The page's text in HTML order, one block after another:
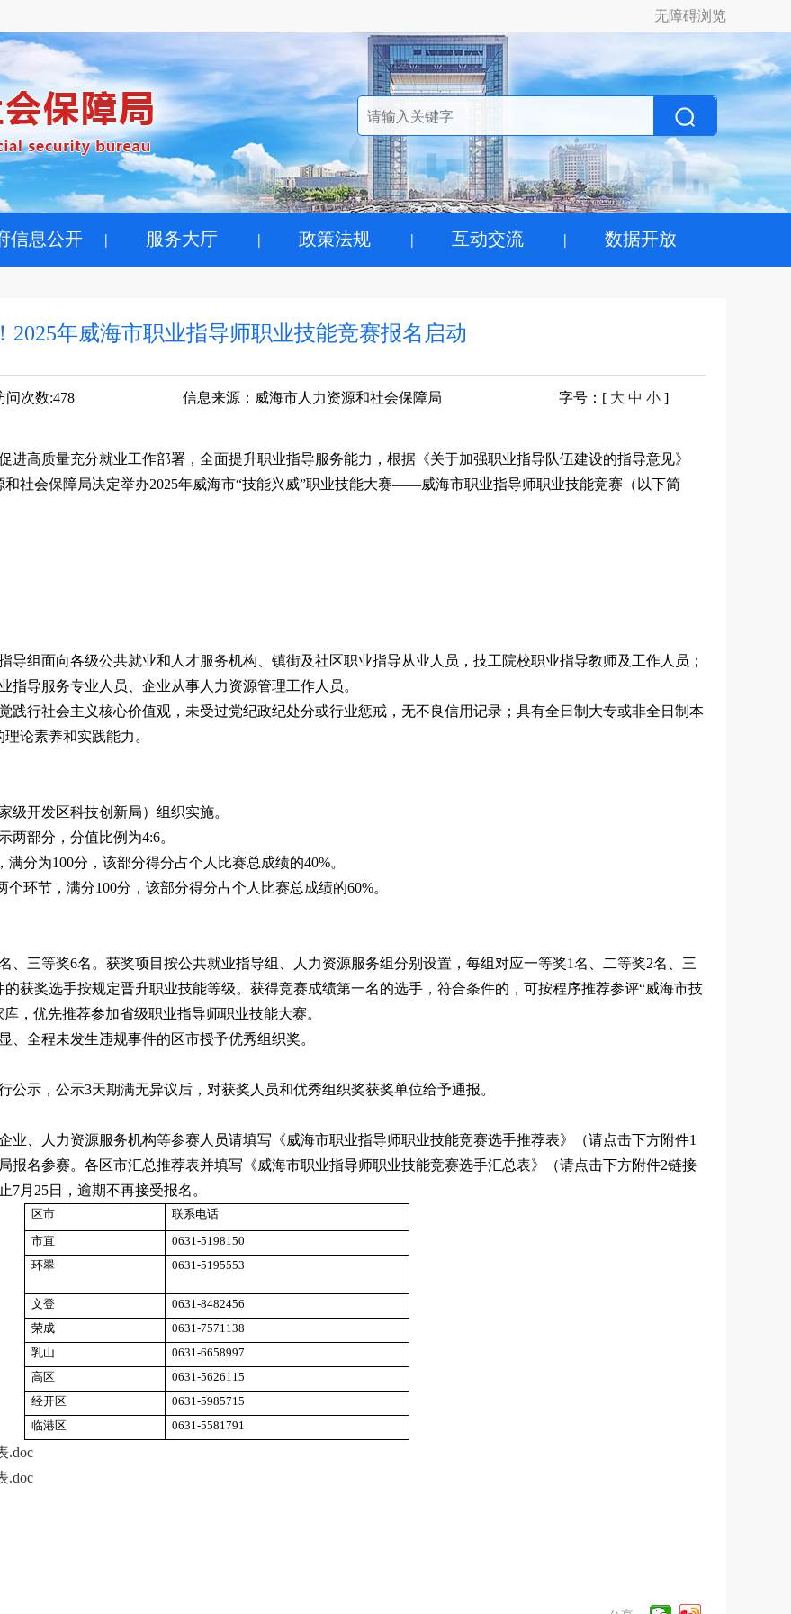
无障碍浏览
信息公开 服务大厅 政策法规 互动交流 数据开放
2025年威海市职业指导师职业技能竞赛报名启动
问次数:478 信息来源： 威海市人力资源和社会保障局 字号 ：[ 大 中 小 ]
进高质量充分就业工作部署，全面提升职业指导服务能力，根据《关于加强职业指导队伍建设的指导意见》
和社会保障局决定举办2025年威海市“技能兴威”职业技能大赛——威海市职业指导师职业技能竞赛（以下简
导组面向各级公共就业和人才服务机构、镇街及社区职业指导从业人员，技工院校职业指导教师及工作人员；
导服务专业人员、企业从事人力资源管理工作人员。
践行社会主义核心价值观，未受过党纪政纪处分或行业惩戒，无不良信用记录；具有全日制大专或非全日制本
论素养和实践能力。
级开发区科技创新局）组织实施。
两部分，分值比例为4:6。
分为100分，该部分得分占个人比赛总成绩的40%。
环节，满分100分，该部分得分占个人比赛总成绩的60%。
、三等奖6名。获奖项目按公共就业指导组、人力资源服务组分别设置，每组对应一等奖1名、二等奖2名、三
获奖选手按规定晋升职业技能等级。获得竞赛成绩第一名的选手，符合条件的，可按程序推荐参评“威海市技
，优先推荐参加省级职业指导师职业技能大赛。
、全程未发生违规事件的区市授予优秀组织奖。
示，公示3天期满无异议后，对获奖人员和优秀组织奖获奖单位给予通报。
业、人力资源服务机构等参赛人员请填写《威海市职业指导师职业技能竞赛选手推荐表》（请点击下方附件1
报名参赛。各区市汇总推荐表并填写《威海市职业指导师职业技能竞赛选手汇总表》（请点击下方附件2链接
月25日，逾期不再接受报名。
区市
联系电话
市直
0631-5198150
环翠
0631-5195553
文登
0631-8482456
荣成
0631-7571138
乳山
0631-6658997
高区
0631-5626115
经开区
0631-5985715
临港区
0631-5581791
.doc
.doc